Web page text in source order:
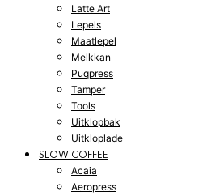
Latte Art
Lepels
Maatlepel
Melkkan
Puqpress
Tamper
Tools
Uitklopbak
Uitkloplade
SLOW COFFEE
Acaia
Aeropress